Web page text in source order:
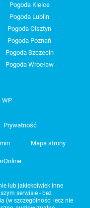
Pogoda Kielce
Pogoda Lublin
Pogoda Olsztyn
Pogoda Poznań
Pogoda Szczecin
Pogoda Wrocław
WP
Prywatność
Mapa strony
lub jakiekolwiek inne
serwisie - bez
(w szczególności lecz nie